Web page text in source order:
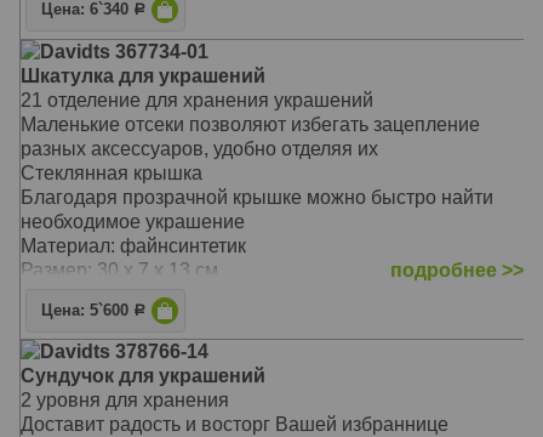
Цена: 6`340 Р
Davidts 367734-01
Шкатулка для украшений
21 отделение для хранения украшений
Маленькие отсеки позволяют избегать зацепление
разных аксессуаров, удобно отделяя их
Стеклянная крышка
Благодаря прозрачной крышке можно быстро найти
необходимое украшение
Материал: файнсинтетик
Размер: 30 х 7 х 13 см
подробнее >>
Цена: 5`600 Р
Davidts 378766-14
Сундучок для украшений
2 уровня для хранения
Доставит радость и восторг Вашей избраннице